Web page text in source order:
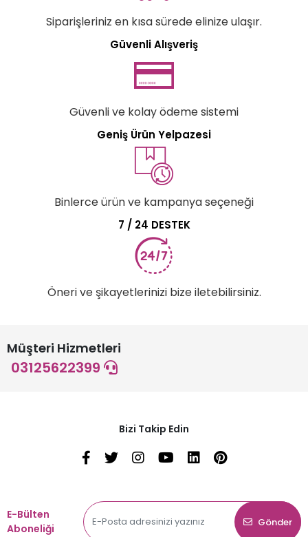
Siparişleriniz en kısa sürede elinize ulaşır.
Güvenli Alışveriş
Güvenli ve kolay ödeme sistemi
Geniş Ürün Yelpazesi
Binlerce ürün ve kampanya seçeneği
7 / 24 DESTEK
Öneri ve şikayetlerinizi bize iletebilirsiniz.
Müşteri Hizmetleri
03125622399
Bizi Takip Edin
E-Bülten
Aboneliği
Gönder